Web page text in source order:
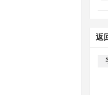
返